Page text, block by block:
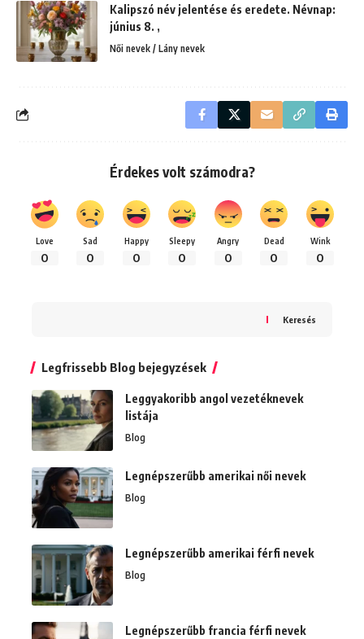
Kalipszó név jelentése és eredete. Névnap:
június 8. ,
Női nevek / Lány nevek
Érdekes volt számodra?
Love
0
Sad
0
Happy
0
Sleepy
0
Angry
0
Dead
0
Wink
0
Keresés
Legfrissebb Blog bejegyzések
Leggyakoribb angol vezetéknevek
listája
Blog
Legnépszerűbb amerikai női nevek
Blog
Legnépszerűbb amerikai férfi nevek
Blog
Legnépszerűbb francia férfi nevek